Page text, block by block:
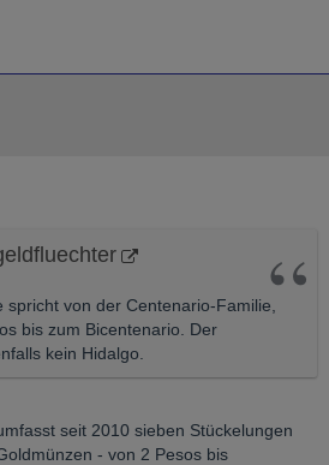
spricht von der Centenario-Familie,
bis zum Bicentenario. Der
kein Hidalgo.
seit 2010 sieben Stückelungen
- von 2 Pesos bis